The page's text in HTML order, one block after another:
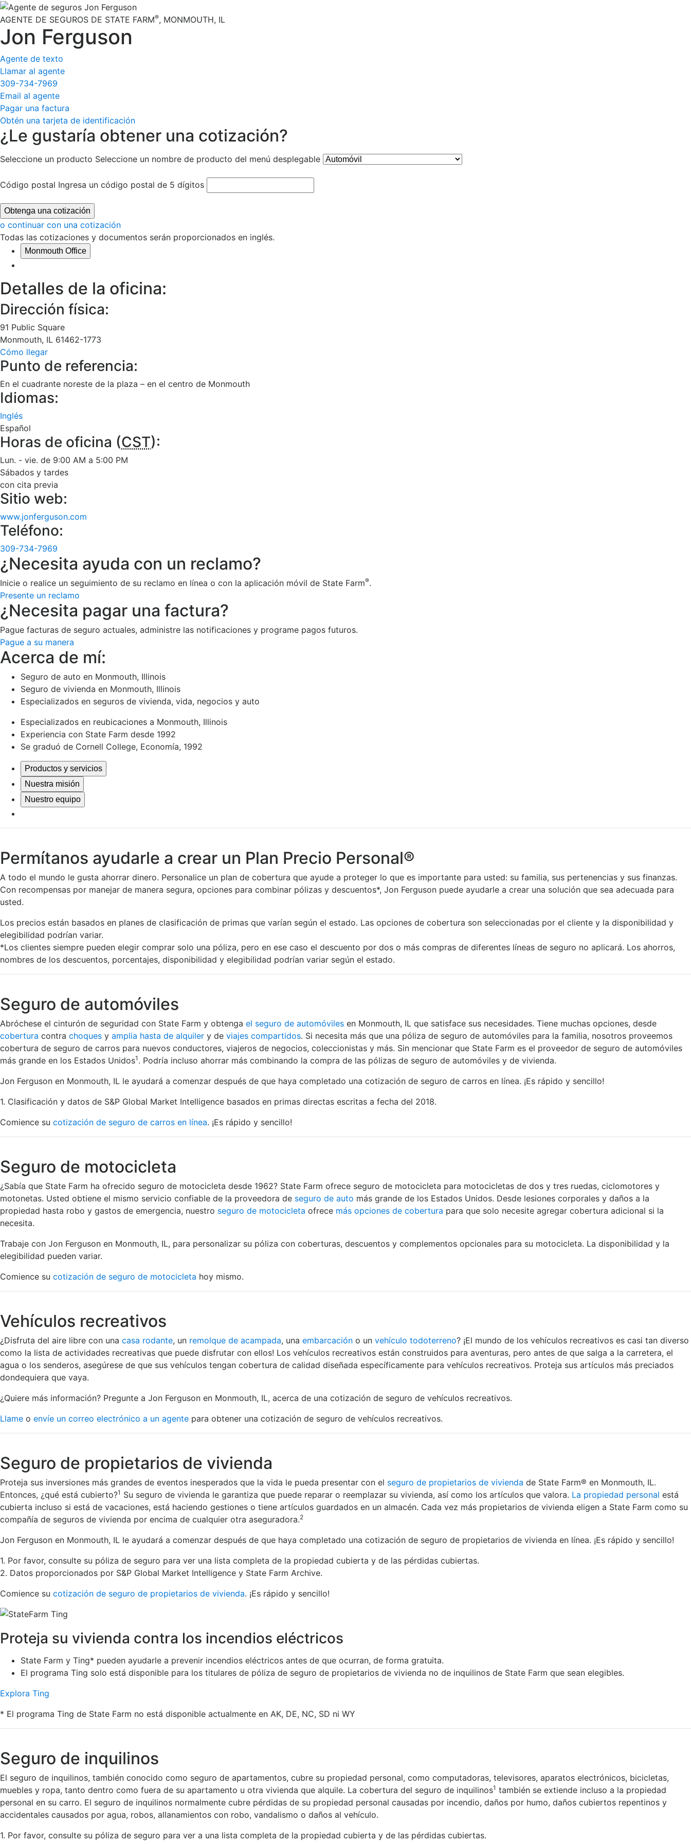
AGENTE DE SEGUROS DE STATE FARM®, MONMOUTH, IL
Jon Ferguson
Agente de texto
Llamar al agente
309-734-7969
Email al agente
Pagar una factura
Obtén una tarjeta de identificación
¿Le gustaría obtener una cotización?
Seleccione un producto Seleccione un nombre de producto del menú desplegable
Código postal Ingresa un código postal de 5 dígitos
Obtenga una cotización
o continuar con una cotización
Todas las cotizaciones y documentos serán proporcionados en inglés.
Monmouth Office
Detalles de la oficina:
Dirección física:
91 Public Square
Monmouth, IL 61462-1773
Cómo llegar
Punto de referencia:
En el cuadrante noreste de la plaza – en el centro de Monmouth
Idiomas:
Inglés
Español
Horas de oficina (CST):
Lun. - vie. de 9:00 AM a 5:00 PM
Sábados y tardes
con cita previa
Sitio web:
www.jonferguson.com
Teléfono:
309-734-7969
¿Necesita ayuda con un reclamo?
Inicie o realice un seguimiento de su reclamo en línea o con la aplicación móvil de State Farm®.
Presente un reclamo
¿Necesita pagar una factura?
Pague facturas de seguro actuales, administre las notificaciones y programe pagos futuros.
Pague a su manera
Acerca de mí:
Seguro de auto en Monmouth, Illinois
Seguro de vivienda en Monmouth, Illinois
Especializados en seguros de vivienda, vida, negocios y auto
Especializados en reubicaciones a Monmouth, Illinois
Experiencia con State Farm desde 1992
Se graduó de Cornell College, Economía, 1992
Productos y servicios
Nuestra misión
Nuestro equipo
Permítanos ayudarle a crear un Plan Precio Personal®
A todo el mundo le gusta ahorrar dinero. Personalice un plan de cobertura que ayude a proteger lo que es importante para usted: su familia, sus pertenencias y sus finanzas.
Con recompensas por manejar de manera segura, opciones para combinar pólizas y descuentos*, Jon Ferguson puede ayudarle a crear una solución que sea adecuada para
usted.
Los precios están basados en planes de clasificación de primas que varían según el estado. Las opciones de cobertura son seleccionadas por el cliente y la disponibilidad y
elegibilidad podrían variar.
*Los clientes siempre pueden elegir comprar solo una póliza, pero en ese caso el descuento por dos o más compras de diferentes líneas de seguro no aplicará. Los ahorros,
nombres de los descuentos, porcentajes, disponibilidad y elegibilidad podrían variar según el estado.
Seguro de automóviles
Abróchese el cinturón de seguridad con State Farm y obtenga el seguro de automóviles en Monmouth, IL que satisface sus necesidades. Tiene muchas opciones, desde
cobertura contra choques y amplia hasta de alquiler y de viajes compartidos. Si necesita más que una póliza de seguro de automóviles para la familia, nosotros proveemos
cobertura de seguro de carros para nuevos conductores, viajeros de negocios, coleccionistas y más. Sin mencionar que State Farm es el proveedor de seguro de automóviles
más grande en los Estados Unidos1 . Podría incluso ahorrar más combinando la compra de las pólizas de seguro de automóviles y de vivienda.
Jon Ferguson en Monmouth, IL le ayudará a comenzar después de que haya completado una cotización de seguro de carros en línea. ¡Es rápido y sencillo!
1. Clasificación y datos de S&P Global Market Intelligence basados en primas directas escritas a fecha del 2018.
Comience su cotización de seguro de carros en línea. ¡Es rápido y sencillo!
Seguro de motocicleta
¿Sabía que State Farm ha ofrecido seguro de motocicleta desde 1962? State Farm ofrece seguro de motocicleta para motocicletas de dos y tres ruedas, ciclomotores y
motonetas. Usted obtiene el mismo servicio confiable de la proveedora de seguro de auto más grande de los Estados Unidos. Desde lesiones corporales y daños a la
propiedad hasta robo y gastos de emergencia, nuestro seguro de motocicleta ofrece más opciones de cobertura para que solo necesite agregar cobertura adicional si la
necesita.
Trabaje con Jon Ferguson en Monmouth, IL, para personalizar su póliza con coberturas, descuentos y complementos opcionales para su motocicleta. La disponibilidad y la
elegibilidad pueden variar.
Comience su cotización de seguro de motocicleta hoy mismo.
Vehículos recreativos
¿Disfruta del aire libre con una casa rodante, un remolque de acampada, una embarcación o un vehículo todoterreno? ¡El mundo de los vehículos recreativos es casi tan diverso
como la lista de actividades recreativas que puede disfrutar con ellos! Los vehículos recreativos están construidos para aventuras, pero antes de que salga a la carretera, el
agua o los senderos, asegúrese de que sus vehículos tengan cobertura de calidad diseñada específicamente para vehículos recreativos. Proteja sus artículos más preciados
dondequiera que vaya.
¿Quiere más información? Pregunte a Jon Ferguson en Monmouth, IL, acerca de una cotización de seguro de vehículos recreativos.
Llame o envíe un correo electrónico a un agente para obtener una cotización de seguro de vehículos recreativos.
Seguro de propietarios de vivienda
Proteja sus inversiones más grandes de eventos inesperados que la vida le pueda presentar con el seguro de propietarios de vivienda de State Farm® en Monmouth, IL.
Entonces, ¿qué está cubierto?1 Su seguro de vivienda le garantiza que puede reparar o reemplazar su vivienda, así como los artículos que valora. La propiedad personal está
cubierta incluso si está de vacaciones, está haciendo gestiones o tiene artículos guardados en un almacén. Cada vez más propietarios de vivienda eligen a State Farm como su
compañía de seguros de vivienda por encima de cualquier otra aseguradora.2
Jon Ferguson en Monmouth, IL le ayudará a comenzar después de que haya completado una cotización de seguro de propietarios de vivienda en línea. ¡Es rápido y sencillo!
1. Por favor, consulte su póliza de seguro para ver una lista completa de la propiedad cubierta y de las pérdidas cubiertas.
2. Datos proporcionados por S&P Global Market Intelligence y State Farm Archive.
Comience su cotización de seguro de propietarios de vivienda. ¡Es rápido y sencillo!
Proteja su vivienda contra los incendios eléctricos
State Farm y Ting* pueden ayudarle a prevenir incendios eléctricos antes de que ocurran, de forma gratuita.
El programa Ting solo está disponible para los titulares de póliza de seguro de propietarios de vivienda no de inquilinos de State Farm que sean elegibles.
Explora Ting
* El programa Ting de State Farm no está disponible actualmente en AK, DE, NC, SD ni WY
Seguro de inquilinos
El seguro de inquilinos, también conocido como seguro de apartamentos, cubre su propiedad personal, como computadoras, televisores, aparatos electrónicos, bicicletas,
muebles y ropa, tanto dentro como fuera de su apartamento u otra vivienda que alquile. La cobertura del seguro de inquilinos1 también se extiende incluso a la propiedad
personal en su carro. El seguro de inquilinos normalmente cubre pérdidas de su propiedad personal causadas por incendio, daños por humo, daños cubiertos repentinos y
accidentales causados por agua, robos, allanamientos con robo, vandalismo o daños al vehículo.
1. Por favor, consulte su póliza de seguro para ver a una lista completa de la propiedad cubierta y de las pérdidas cubiertas.